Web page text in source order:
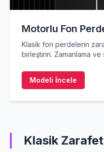
Motorlu Fon
Klasik fon perdelerin
birleştirin. Zamanlama
Modeli İncele
Klasik